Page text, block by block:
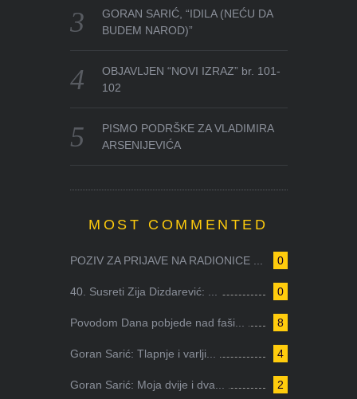
GORAN SARIĆ, “IDILA (NEĆU DA
BUDEM NAROD)”
OBJAVLJEN “NOVI IZRAZ” br. 101-
102
PISMO PODRŠKE ZA VLADIMIRA
ARSENIJEVIĆA
MOST COMMENTED
0
POZIV ZA PRIJAVE NA RADIONICE ...
0
40. Susreti Zija Dizdarević: ...
8
Povodom Dana pobjede nad faši...
4
Goran Sarić: Tlapnje i varlji...
2
Goran Sarić: Moja dvije i dva...